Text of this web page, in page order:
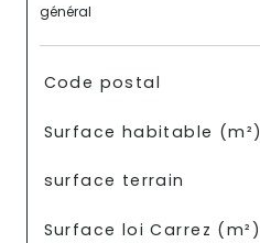
général
TRAD_SIROCCO_Caracteristique
Code postal
Surface habitable (m²)
surface terrain
Surface loi Carrez (m²)